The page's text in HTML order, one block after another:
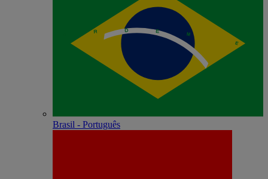
Brasil - Português